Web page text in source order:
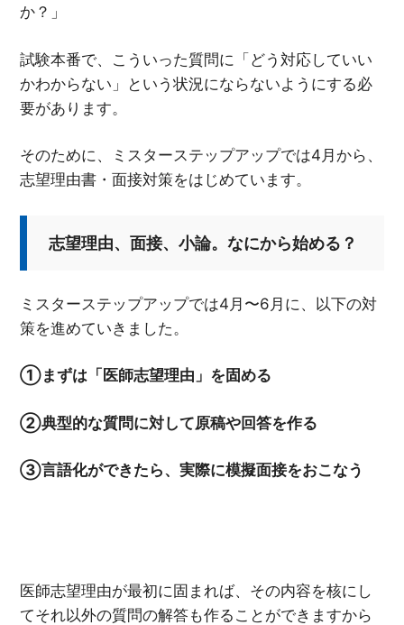
か？」
試験本番で、こういった質問に「どう対応していい
かわからない」という状況にならないようにする必
要があります。
そのために、ミスターステップアップでは4月から、
志望理由書・面接対策をはじめています。
志望理由、面接、小論。なにから始める？
ミスターステップアップでは4月〜6月に、以下の対
策を進めていきました。
①まずは「医師志望理由」を固める
②典型的な質問に対して原稿や回答を作る
③言語化ができたら、実際に模擬面接をおこなう
医師志望理由が最初に固まれば、その内容を核にし
てそれ以外の質問の解答も作ることができますから